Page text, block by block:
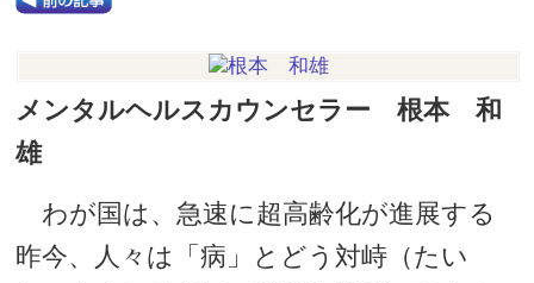
メンタルヘルスカウンセラー 根本 和
雄
わが国は、急速に超高齢化が進展する
昨今、人々は「病」とどう対峙（たい